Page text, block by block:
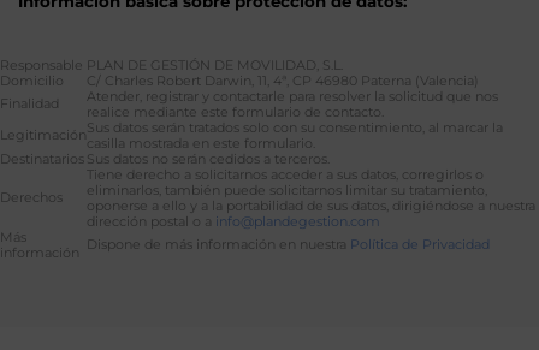
Responsable PLAN DE GESTIÓN DE MOVILIDAD, S.L.
Domicilio
C/ Charles Robert Darwin, 11, 4ª, CP 46980 Paterna (Valencia)
Finalidad
Atender, registrar y contactarle para resolver la solicitud que nos
realice mediante este formulario de contacto.
LegitimaciónSus datos serán tratados solo con su consentimiento, al marcar la
casilla mostrada en este formulario.
Destinatarios Sus datos no serán cedidos a terceros.
Derechos
Tiene derecho a solicitarnos acceder a sus datos, corregirlos o
eliminarlos, también puede solicitarnos limitar su tratamiento,
oponerse a ello y a la portabilidad de sus datos, dirigiéndose a nuestra
dirección postal o a info@plandegestion.com
Más
información Dispone de más información en nuestra Política de Privacidad